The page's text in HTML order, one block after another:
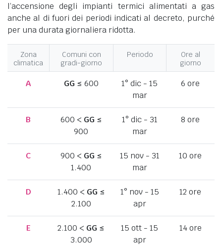
l’accensione degli impianti termici alimentati a gas
anche al di fuori dei periodi indicati al decreto, purché
per una durata giornaliera ridotta.
Zona
climatica
Comuni con
gradi-giorno
Periodo
Ore al
giorno
A GG ≤ 600
1° dic - 15
mar
6 ore
B 600 < GG ≤
900
1° dic - 31
mar
8 ore
C 900 < GG ≤
1.400
15 nov - 31
mar
10 ore
D 1.400 < GG ≤
2.100
1° nov - 15
apr
12 ore
E 2.100 < GG ≤
3.000
15 ott - 15
apr
14 ore